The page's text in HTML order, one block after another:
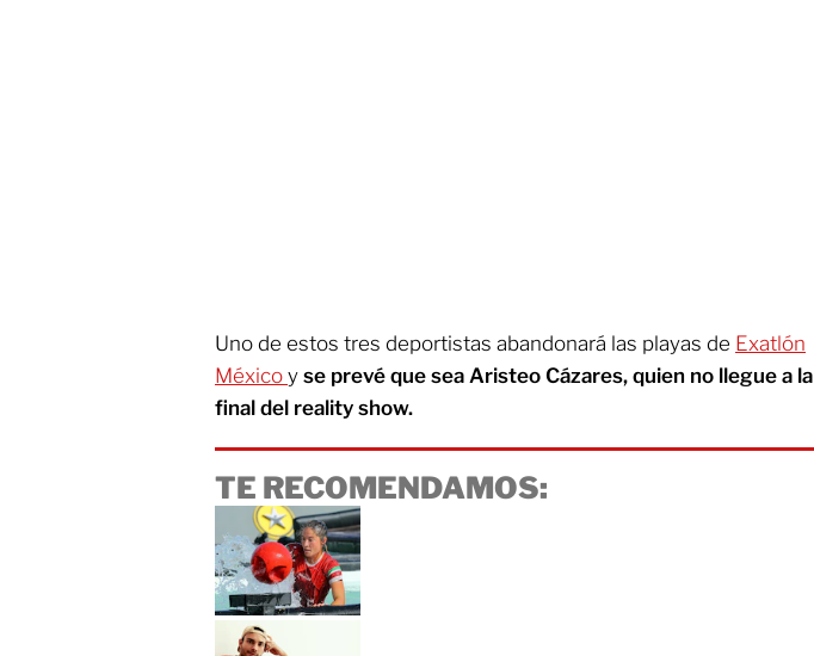
Uno de estos tres deportistas abandonará las playas de Exatlón
México y se prevé que sea Aristeo Cázares, quien no llegue a la
final del reality show.
TE RECOMENDAMOS: